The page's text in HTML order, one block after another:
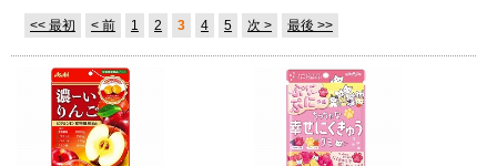
<< 最初 < 前 1 2 3 4 5 次 > 最後 >>